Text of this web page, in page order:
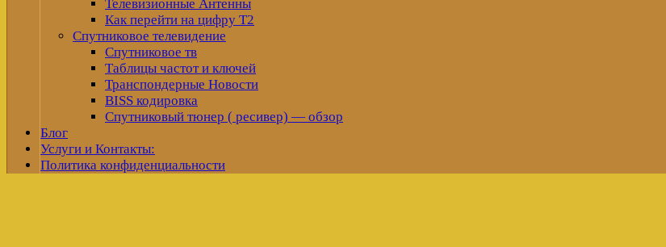
Телевизионные Антенны
Как перейти на цифру Т2
Спутниковое телевидение
Спутниковое тв
Таблицы частот и ключей
Транспондерные Новости
BISS кодировка
Спутниковый тюнер ( ресивер) — обзор
Блог
Услуги и Контакты:
Политика конфиденциальности